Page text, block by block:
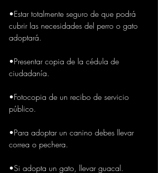
•Estar totalmente seguro de que podrá
cubrir las necesidades del perro o gato
adoptará.
•Presentar copia de la cédula de
ciudadanía.
•Fotocopia de un recibo de servicio
público.
•Para adoptar un canino debes llevar
correa o pechera.
•Si adopta un gato, llevar guacal.